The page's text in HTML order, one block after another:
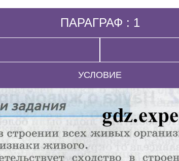
ПАРАГРАФ : 1
УСЛОВИЕ